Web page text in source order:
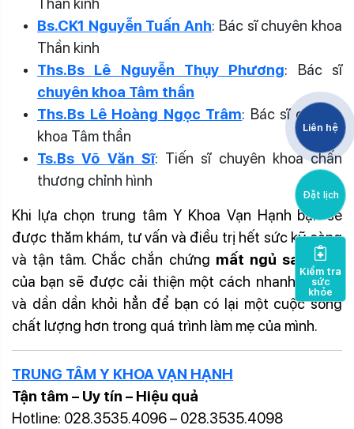
Thần kinh
Bs.CK1 Nguyễn Tuấn Anh: Bác sĩ chuyên khoa
Thần kinh
Ths.Bs Lê Nguyễn Thụy Phương: Bác sĩ
chuyên khoa Tâm thần
Ths.Bs Lê Hoàng Ngọc Trâm: Bác sĩ chuyên
khoa Tâm thần
Ts.Bs Võ Văn Sĩ: Tiến sĩ chuyên khoa chấn
thương chỉnh hình
Khi lựa chọn trung tâm Y Khoa Vạn Hạnh bạn sẽ
được thăm khám, tư vấn và điều trị hết sức kỹ càng
và tận tâm. Chắc chắn chứng mất ngủ sau sinh
của bạn sẽ được cải thiện một cách nhanh chóng
và dần dần khỏi hẳn để bạn có lại một cuộc sống
chất lượng hơn trong quá trình làm mẹ của mình.
TRUNG TÂM Y KHOA VẠN HẠNH
Tận tâm – Uy tín – Hiệu quả
Hotline: 028.3535.4096 – 028.3535.4098
Liên hệ
Đặt lịch
Kiểm tra
sức
khỏe